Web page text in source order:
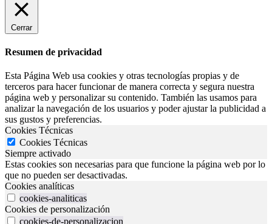
Cerrar
Resumen de privacidad
Esta Página Web usa cookies y otras tecnologías propias y de
terceros para hacer funcionar de manera correcta y segura nuestra
página web y personalizar su contenido. También las usamos para
analizar la navegación de los usuarios y poder ajustar la publicidad a
sus gustos y preferencias.
Cookies Técnicas
Cookies Técnicas
Siempre activado
Estas cookies son necesarias para que funcione la página web por lo
que no pueden ser desactivadas.
Cookies analíticas
cookies-analiticas
Cookies de personalización
cookies-de-personalizacion